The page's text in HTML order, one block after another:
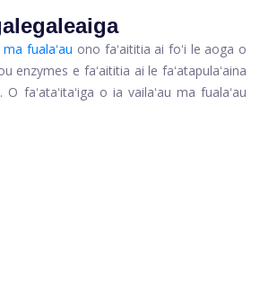
ma fualaʻau ono faʻaititia ai foʻi le aoga o
enzymes e faʻaititia ai le faʻatapulaʻaina
faʻataʻitaʻiga o ia vailaʻau ma fualaʻau